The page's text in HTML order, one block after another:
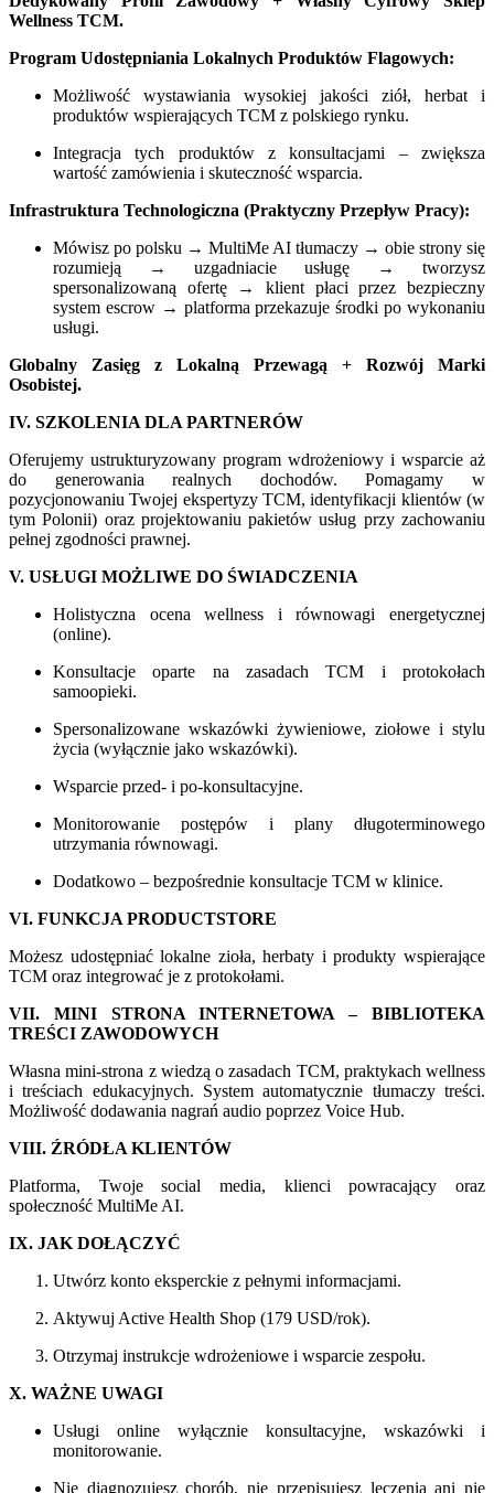
Wellness TCM.
Program Udostępniania Lokalnych Produktów Flagowych:
Możliwość wystawiania wysokiej jakości ziół, herbat i
produktów wspierających TCM z polskiego rynku.
Integracja tych produktów z konsultacjami – zwiększa
wartość zamówienia i skuteczność wsparcia.
Infrastruktura Technologiczna (Praktyczny Przepływ Pracy):
Mówisz po polsku → MultiMe AI tłumaczy → obie strony się
rozumieją → uzgadniacie usługę → tworzysz
spersonalizowaną ofertę → klient płaci przez bezpieczny
system escrow → platforma przekazuje środki po wykonaniu
usługi.
Globalny Zasięg z Lokalną Przewagą + Rozwój Marki
Osobistej.
IV. SZKOLENIA DLA PARTNERÓW
Oferujemy ustrukturyzowany program wdrożeniowy i wsparcie aż
do generowania realnych dochodów. Pomagamy w
pozycjonowaniu Twojej ekspertyzy TCM, identyfikacji klientów (w
tym Polonii) oraz projektowaniu pakietów usług przy zachowaniu
pełnej zgodności prawnej.
V. USŁUGI MOŻLIWE DO ŚWIADCZENIA
Holistyczna ocena wellness i równowagi energetycznej
(online).
Konsultacje oparte na zasadach TCM i protokołach
samoopieki.
Spersonalizowane wskazówki żywieniowe, ziołowe i stylu
życia (wyłącznie jako wskazówki).
Wsparcie przed- i po-konsultacyjne.
Monitorowanie postępów i plany długoterminowego
utrzymania równowagi.
Dodatkowo – bezpośrednie konsultacje TCM w klinice.
VI. FUNKCJA PRODUCTSTORE
Możesz udostępniać lokalne zioła, herbaty i produkty wspierające
TCM oraz integrować je z protokołami.
VII. MINI STRONA INTERNETOWA – BIBLIOTEKA
TREŚCI ZAWODOWYCH
Własna mini-strona z wiedzą o zasadach TCM, praktykach wellness
i treściach edukacyjnych. System automatycznie tłumaczy treści.
Możliwość dodawania nagrań audio poprzez Voice Hub.
VIII. ŹRÓDŁA KLIENTÓW
Platforma, Twoje social media, klienci powracający oraz
społeczność MultiMe AI.
IX. JAK DOŁĄCZYĆ
Utwórz konto eksperckie z pełnymi informacjami.
Aktywuj Active Health Shop (179 USD/rok).
Otrzymaj instrukcje wdrożeniowe i wsparcie zespołu.
X. WAŻNE UWAGI
Usługi online wyłącznie konsultacyjne, wskazówki i
monitorowanie.
Nie diagnozujesz chorób, nie przepisujesz leczenia ani nie